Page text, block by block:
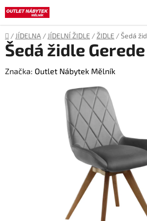
Přejít
na
obsah
Domů
/ JÍDELNA / JÍDELNÍ ŽIDLE / ŽIDLE /Šedá
Šedá židle Gerede
Značka: Outlet Nábytek Mělník